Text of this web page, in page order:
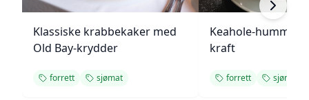
Klassiske krabbekaker med
Old Bay-krydder
forrett sjømat
Keahole-hummer
kraft
forrett sjømat